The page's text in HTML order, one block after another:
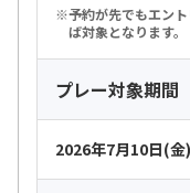
予約が先でもエン
ば対象となります。
プレー対象期間
2026年7月10日(